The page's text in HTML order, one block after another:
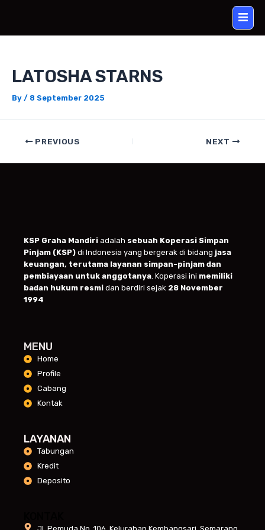
LATOSHA STARNS
By / 8 September 2025
PREVIOUS NEXT
KSP Graha Mandiri adalah sebuah Koperasi Simpan
Pinjam (KSP) di Indonesia yang bergerak di bidang jasa
keuangan, terutama layanan simpan-pinjam dan
pembiayaan untuk anggotanya . Koperasi ini memiliki
badan hukum resmi dan berdiri sejak 28 November
1994
MENU
Home
Profile
Cabang
Kontak
LAYANAN
Tabungan
Kredit
Deposito